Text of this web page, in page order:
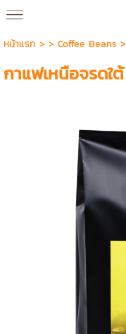
หน้าแรก > > Coffee Beans >
กาแฟเหนือจรดใต้